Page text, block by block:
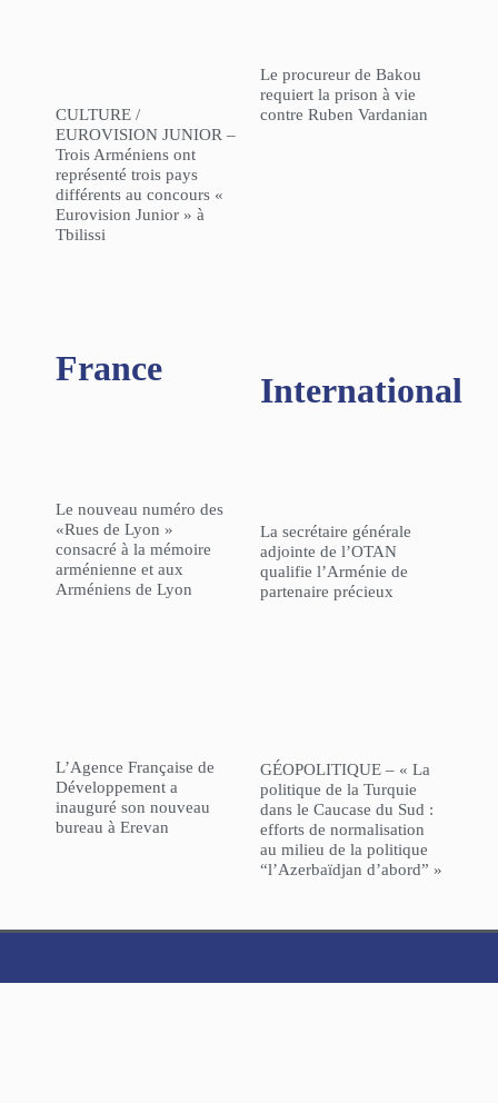
CULTURE /
EUROVISION JUNIOR –
Trois Arméniens ont
représenté trois pays
différents au concours «
Eurovision Junior » à
Tbilissi
Le procureur de Bakou
requiert la prison à vie
contre Ruben Vardanian
France
Le nouveau numéro des
«Rues de Lyon »
consacré à la mémoire
arménienne et aux
Arméniens de Lyon
L’Agence Française de
Développement a
inauguré son nouveau
bureau à Erevan
International
La secrétaire générale
adjointe de l’OTAN
qualifie l’Arménie de
partenaire précieux
GÉOPOLITIQUE – « La
politique de la Turquie
dans le Caucase du Sud :
efforts de normalisation
au milieu de la politique
“l’Azerbaïdjan d’abord” »